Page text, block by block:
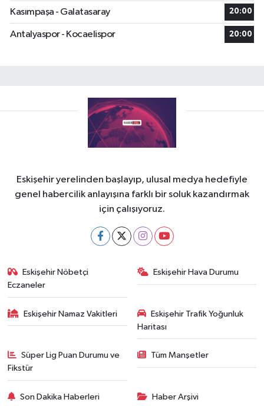
Kasımpaşa - Galatasaray 20:00
Antalyaspor - Kocaelispor 20:00
Eskişehir yerelinden başlayıp, ulusal medya hedefiyle
genel habercilik anlayışına farklı bir soluk kazandırmak
için çalışıyoruz.
Eskişehir Nöbetçi
Eczaneler
Eskişehir Hava Durumu
Eskişehir Namaz Vakitleri
Eskişehir Trafik Yoğunluk
Haritası
Süper Lig Puan Durumu ve
Fikstür
Tüm Manşetler
Son Dakika Haberleri Haber Arşivi